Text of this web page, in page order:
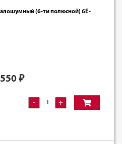
(6-ти полюсной) 6E-
₽
- +